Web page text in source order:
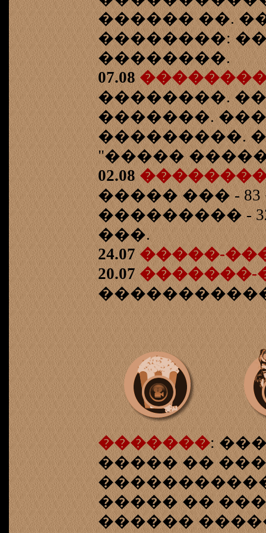
������ ��.
��������:
��������.
07.08
��������.
�������.
���������.
"�����
02.08
����� ��� -
��������� -
���.
24.07 �����-
20.07 �������-
�������:
����� ��
����� ��
������